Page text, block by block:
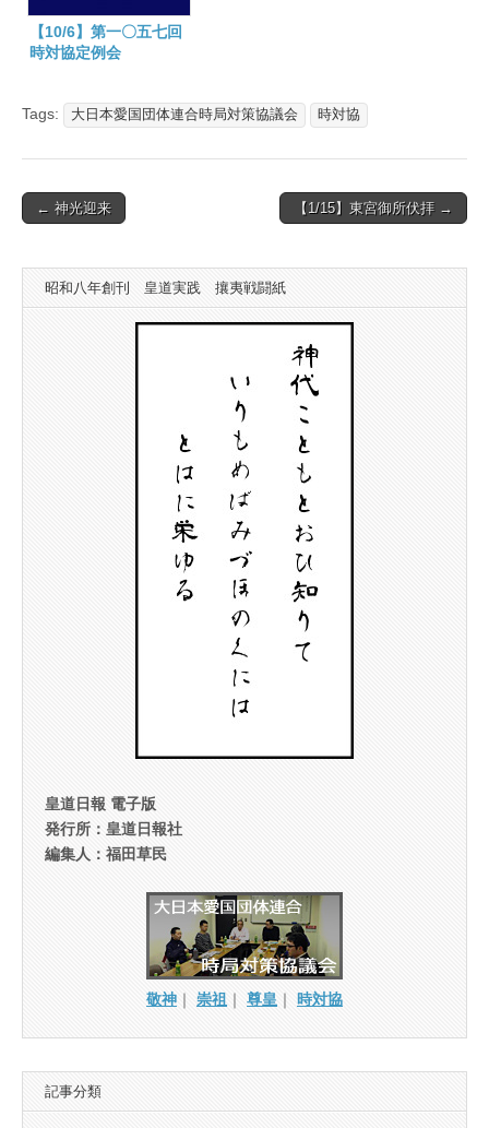
【10/6】第一〇五七回
時対協定例会
Tags: 大日本愛国団体連合時局対策協議会 時対協
Post
← 神光迎来 【1/15】東宮御所伏拝 →
昭和八年創刊 皇道実践 攘夷戦闘紙
皇道日報 電子版
発行所：皇道日報社
編集人：福田草民
敬神 ｜ 崇祖 ｜ 尊皇 ｜ 時対協
記事分類